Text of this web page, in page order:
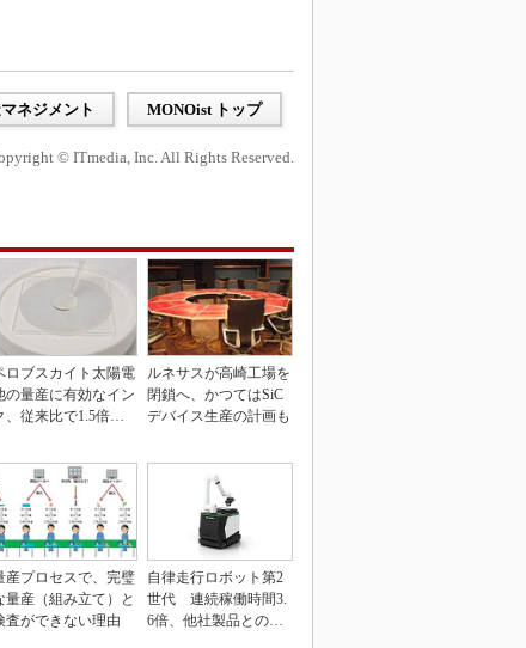
ネジメント MONOist トップ
© ITmedia, Inc. All Rights Reserved.
ロブスカイト太陽電
の量産に有効なイン
、従来比で1.5倍の
ルネサスが高崎工場を
閉鎖へ、かつてはSiC
デバイス生産の計画も
産プロセスで、完璧
量産（組み立て）と
査ができない理由
自律走行ロボット第2
世代 連続稼働時間3.
6倍、他社製品との連